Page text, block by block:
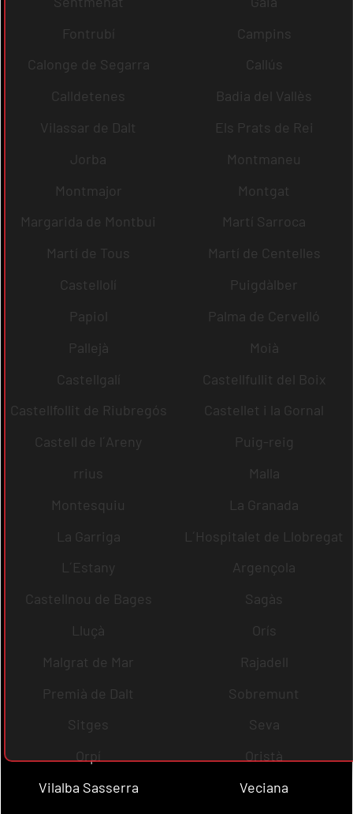
Fontrubí
Campins
Calonge de Segarra
Callús
Calldetenes
Badia del Vallès
Vilassar de Dalt
Els Prats de Rei
Jorba
Montmaneu
Montmajor
Montgat
Margarida de Montbui
Martí Sarroca
Martí de Tous
Martí de Centelles
Castellolí
Puigdàlber
Papiol
Palma de Cervelló
Pallejà
Moià
Castellgalí
Castellfullit del Boix
Castellfollit de Riubregós
Castellet i la Gornal
Castell de l´Areny
Puig-reig
rrius
Malla
Montesquiu
La Granada
La Garriga
L´Hospitalet de Llobregat
L´Estany
Argençola
Castellnou de Bages
Sagàs
Lluçà
Orís
Malgrat de Mar
Rajadell
Premià de Dalt
Sobremunt
Sitges
Seva
Orpí
Oristà
Vilalba Sasserra
Veciana